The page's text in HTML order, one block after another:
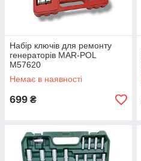
Набір ключів для ремонту
генераторів MAR-POL
M57620
Немає в наявності
699 ₴